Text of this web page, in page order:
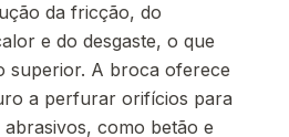
da fricção, do
e do desgaste, o que
superior. A broca oferece
a perfurar orifícios para
como betão e